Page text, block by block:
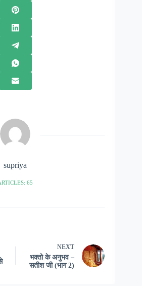
supriya
65
NEXT
भक्तो के अनुभव –
सतीश जी (भाग 2)